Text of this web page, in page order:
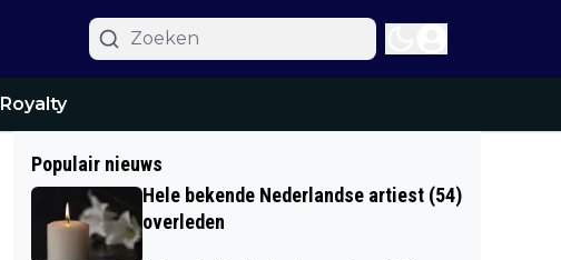
Royalty
Populair nieuws
Hele bekende Nederlandse artiest (54)
overleden